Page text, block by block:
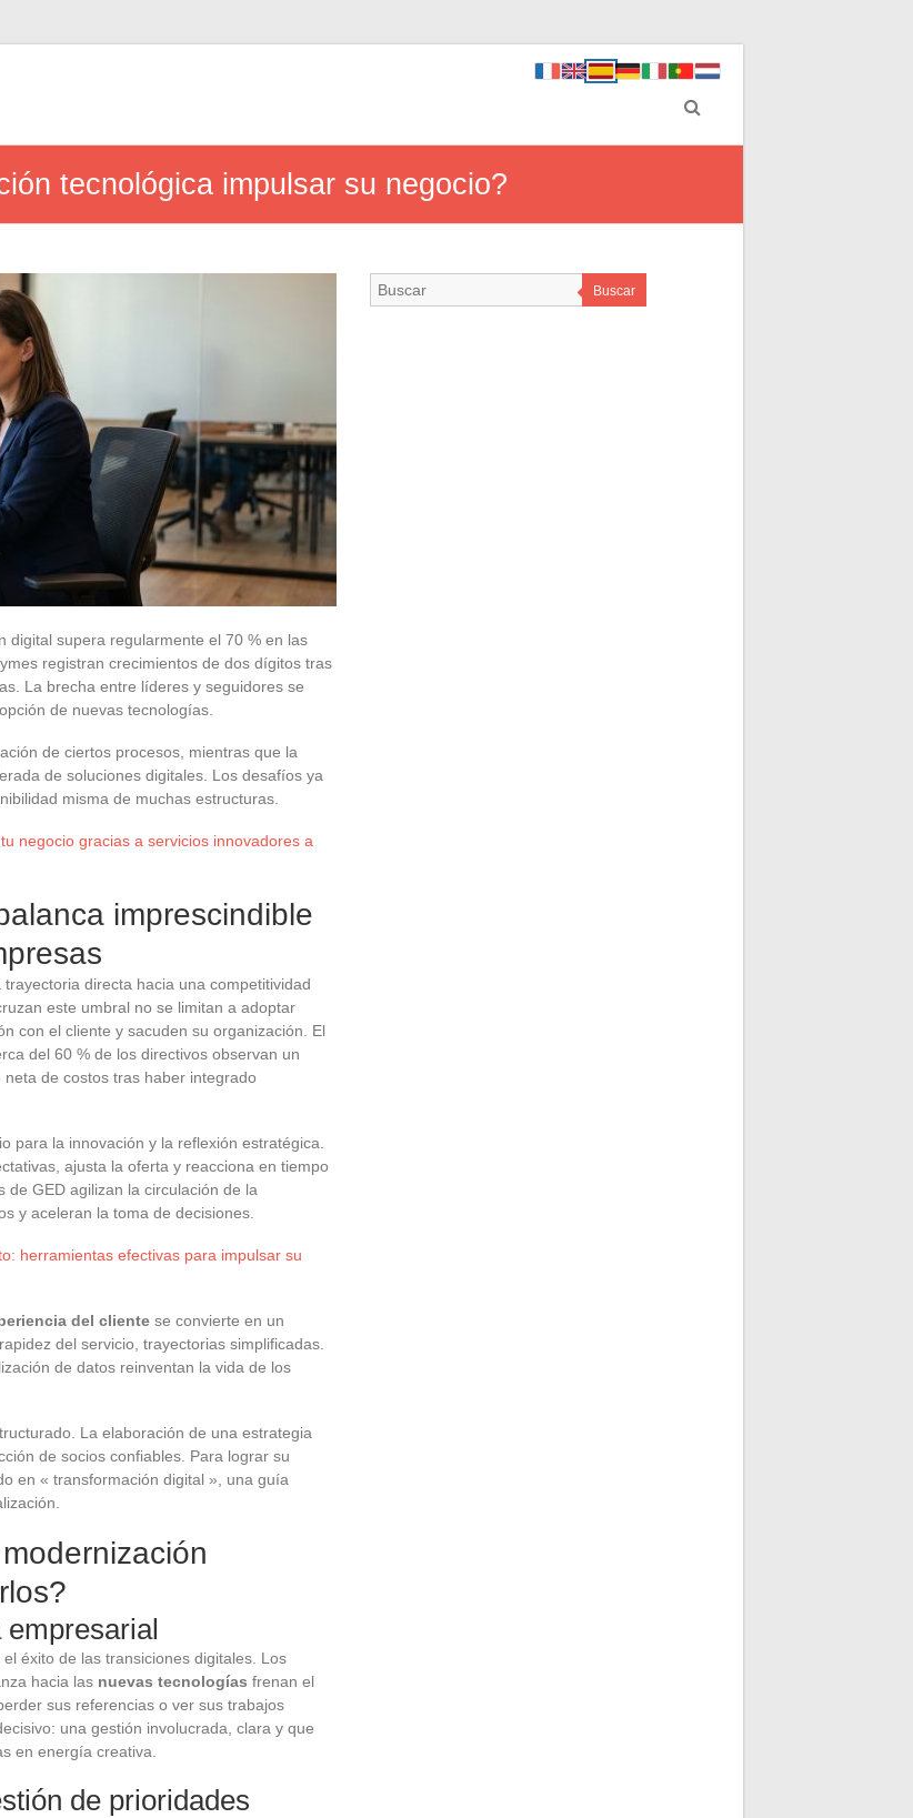
tecnológica impulsar su negocio?
digital supera regularmente el 70 % en las
registran crecimientos de dos dígitos tras
La brecha entre líderes y seguidores se
de nuevas tecnologías.
de ciertos procesos, mientras que la
de soluciones digitales. Los desafíos ya
misma de muchas estructuras.
negocio gracias a servicios innovadores a
imprescindible
directa hacia una competitividad
este umbral no se limitan a adoptar
con el cliente y sacuden su organización. El
del 60 % de los directivos observan un
neta de costos tras haber integrado
para la innovación y la reflexión estratégica.
ajusta la oferta y reacciona en tiempo
GED agilizan la circulación de la
y aceleran la toma de decisiones.
herramientas efectivas para impulsar su
del cliente se convierte en un
del servicio, trayectorias simplificadas.
de datos reinventan la vida de los
La elaboración de una estrategia
de socios confiables. Para lograr su
en « transformación digital », una guía
éxito de las transiciones digitales. Los
hacia las nuevas tecnologías frenan el
sus referencias o ver sus trabajos
una gestión involucrada, clara y que
en energía creativa.
de prioridades
Buscar